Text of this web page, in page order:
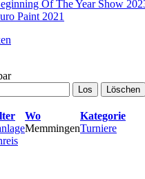
Of The Year Show
Paint 2021
Los Löschen
Wo Kategorie
MemmingenTurniere